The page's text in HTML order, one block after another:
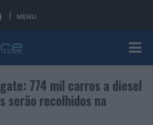
MENU
774 mil carros a diesel
serão recolhidos na